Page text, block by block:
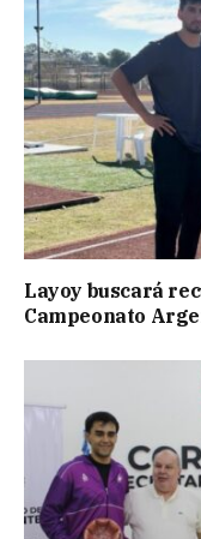
Layoy buscará
Campeonato